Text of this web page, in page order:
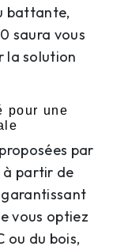
battante,
saura vous
la solution
pour une
par
partir de
vous optiez
ou du bois,